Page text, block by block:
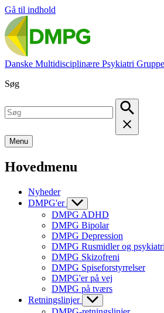
Gå til indhold
Danske Multidisciplinære Psykiatri
Søg
Menu
Hovedmenu
Nyheder
DMPG'er
DMPG ADHD
DMPG Bipolar
DMPG Depression
DMPG Rusmidler og psykiatri
DMPG Skizofreni
DMPG Spiseforstyrrelser
DMPG'er på vej
DMPG på tværs
Retningslinjer